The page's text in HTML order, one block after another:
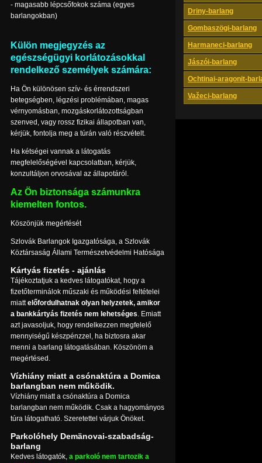
Driny-barlang
Gombaszögi-barlang
Harmaneci-barlang
Jászói-barlang
Ochtinai-aragonit-
Važeci-barlang
- magasabb lépcsőfokok száma (egyes
barlangokban)
Külön megjegyzés az
egészségügyi korlátozásokkal
rendelkező személyek számára:
Ha Ön különösen szív- és érrendszeri
betegségben, légzési problémában, magas
vérnyomásban, mozgáskorlátozottságban
szenved, vagy rossz fizikai állapotban van,
kérjük, fontolja meg a túrán való részvételt.
Ha kétségei vannak a látogatás
megfelelőségével kapcsolatban, kérjük,
konzultáljon orvosával az állapotáról.
Az Ön biztonsága számunkra
kiemelten fontos.
Köszönjük megértését
Szlovák Barlangok Igazgatósága, a Szlovák
Köztársaság Állami Természetvédelmi Hatósága
Kártyás fizetés - ajánlás
Tájékoztatjuk a kedves látogatókat, hogy a
fizetőterminálok műszaki és működési feltételei
miattelőfordulhatnak olyan helyzetek, amikor
a bankkártyás fizetés nem lehetséges. Emiatt
azt javasoljuk, hogy rendelkezzen megfelelő
mennyiségű készpénzzel, ha biztosra akar
menni a barlang látogatásában. Köszönöm a
megértésed.
Vízhiány miatt a csónaktúra a Domica
barlangban nem működik.
Vízhiány miatt a csónaktúra a Domica
barlangban nem működik. Csak a hagyományos
túra látogatható. Szeretettel várjuk Önöket.
Parkolóhely Demänovai-szabadság-
barlang
Kedves látogatók, a parkoló nem tartozik a